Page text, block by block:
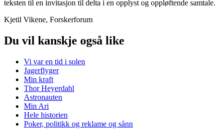
teksten til en invitasjon til delta i en opplyst og oppløftende samtale.
Kjetil Vikene, Forskerforum
Du vil kanskje også like
Vi var en tid i solen
Jagerflyger
Min kraft
Thor Heyerdahl
Astronauten
Min Ari
Hele historien
Poker, politikk og reklame og sånn